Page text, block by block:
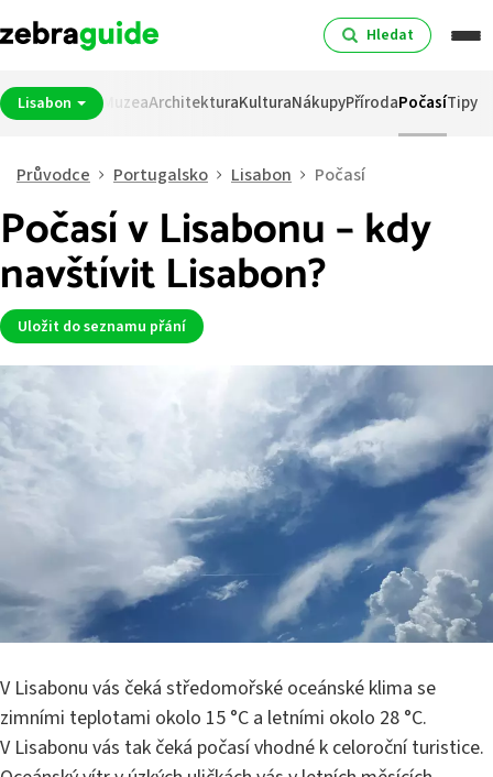
Hledat
Lisabon
Noční životMuzeaArchitekturaKulturaNákupyPřírodaPočasíTipy
Průvodce Portugalsko Lisabon Počasí
Počasí v Lisabonu – kdy
navštívit Lisabon?
Uložit do seznamu přání
V Lisabonu vás čeká středomořské oceánské klima se
zimními teplotami okolo 15 °C a letními okolo 28 °C.
V Lisabonu vás tak čeká počasí vhodné k celoroční turistice.